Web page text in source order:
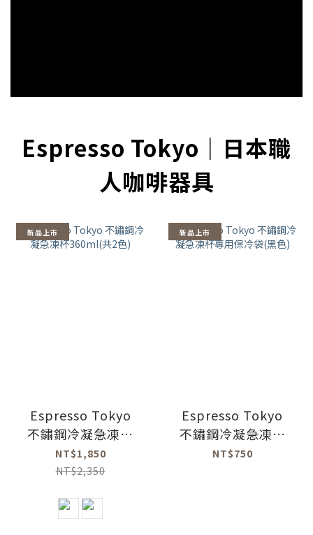
Espresso Tokyo｜日本職
人咖啡器具
新品上市
Espresso Tokyo
不鏽鋼冷凝急凍杯
360ml(共2色)
NT$1,850
NT$2,350
新品上市
Espresso Tokyo
不鏽鋼冷凝急凍杯
專用保冷袋(黑色)
NT$750